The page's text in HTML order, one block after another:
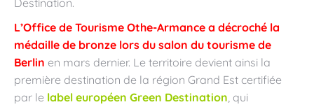
Destination.
L’Office de Tourisme Othe-Armance a décroché la
médaille de bronze lors du salon du tourisme de
Berlin en mars dernier. Le territoire devient ainsi la
première destination de la région Grand Est certifiée
par le label européen Green Destination, qui